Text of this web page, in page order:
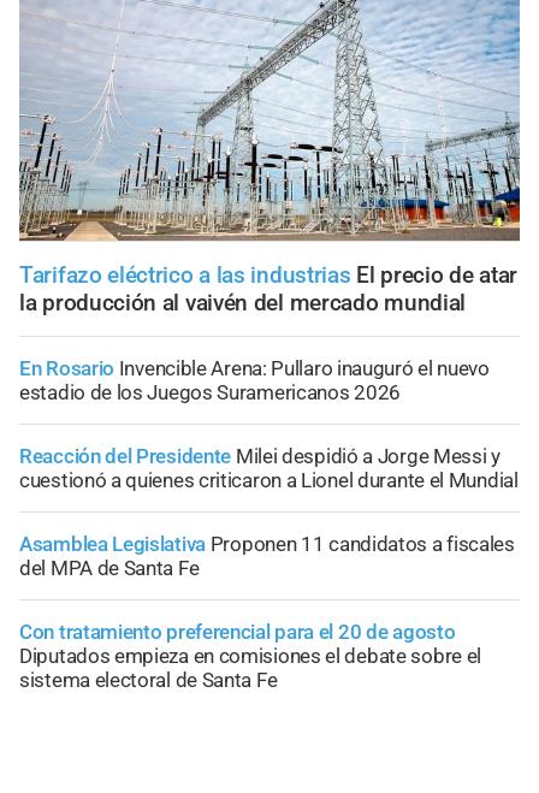
Tarifazo eléctrico a las industrias El precio de atar
la producción al vaivén del mercado mundial
En Rosario Invencible Arena: Pullaro inauguró el nuevo
estadio de los Juegos Suramericanos 2026
Reacción del Presidente Milei despidió a Jorge Messi y
cuestionó a quienes criticaron a Lionel durante el Mundial
Asamblea Legislativa Proponen 11 candidatos a fiscales
del MPA de Santa Fe
Con tratamiento preferencial para el 20 de agosto
Diputados empieza en comisiones el debate sobre el
sistema electoral de Santa Fe